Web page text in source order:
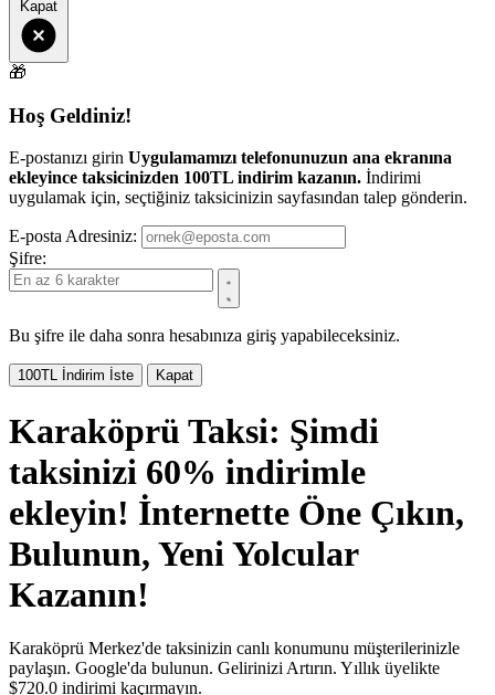
Kapat
🎁
Hoş Geldiniz!
E-postanızı girin Uygulamamızı telefonunuzun ana ekranına
ekleyince taksicinizden 100TL indirim kazanın. İndirimi
uygulamak için, seçtiğiniz taksicinizin sayfasından talep gönderin.
E-posta Adresiniz:
Şifre:
Bu şifre ile daha sonra hesabınıza giriş yapabileceksiniz.
100TL İndirim İste Kapat
Karaköprü Taksi: Şimdi
taksinizi 60% indirimle
ekleyin! İnternette Öne Çıkın,
Bulunun, Yeni Yolcular
Kazanın!
Karaköprü Merkez'de taksinizin canlı konumunu müşterilerinizle
paylaşın. Google'da bulunun. Gelirinizi Artırın. Yıllık üyelikte
$720.0 indirimi kaçırmayın.